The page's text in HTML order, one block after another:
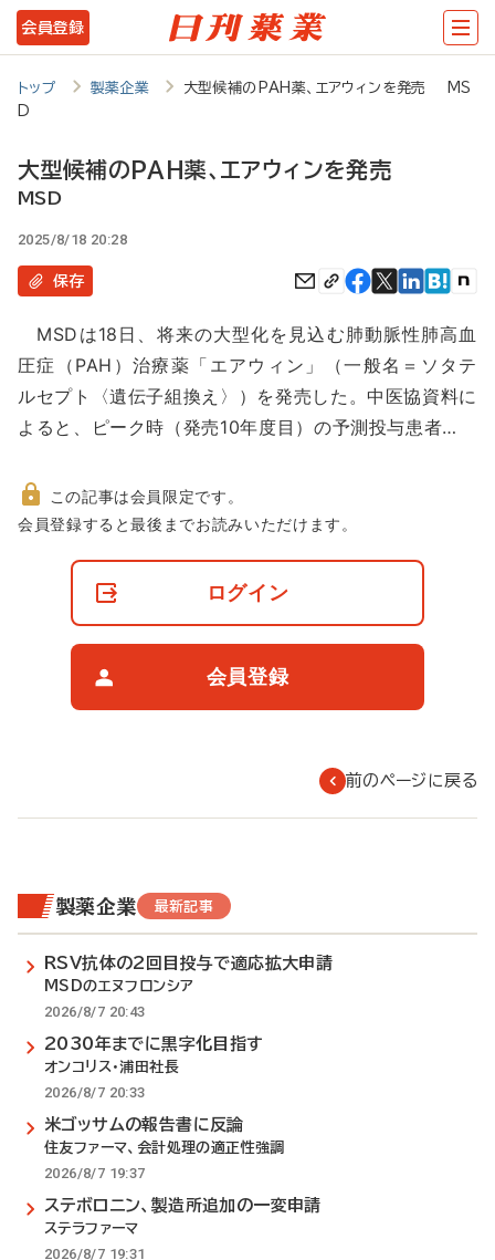
メ
イ
テ
ツ
に
動
会員登録
トップ 製薬企業
大型候補のPAH薬、エアウィンを発売 MS
D
大型候補のPAH薬、エアウィンを発売
MSD
2025/8/18 20:28
保存
MSDは18日、将来の大型化を見込む肺動脈性肺高血
圧症（PAH）治療薬「エアウィン」（一般名＝ソタテ
ルセプト〈遺伝子組換え〉）を発売した。中医協資料に
よると、ピーク時（発売10年度目）の予測投与患者…
非
この記事は会員限定です。
会員登録すると最後までお読みいただけます。
ログイン
会員登録
前のページに戻る
製薬企業 最新記事
RSV抗体の2回目投与で適応拡大申請
MSDのエヌフロンシア
2026/8/7 20:43
2030年までに黒字化目指す
オンコリス・浦田社長
2026/8/7 20:33
米ゴッサムの報告書に反論
住友ファーマ、会計処理の適正性強調
2026/8/7 19:37
ステボロニン、製造所追加の一変申請
ステラファーマ
2026/8/7 19:31